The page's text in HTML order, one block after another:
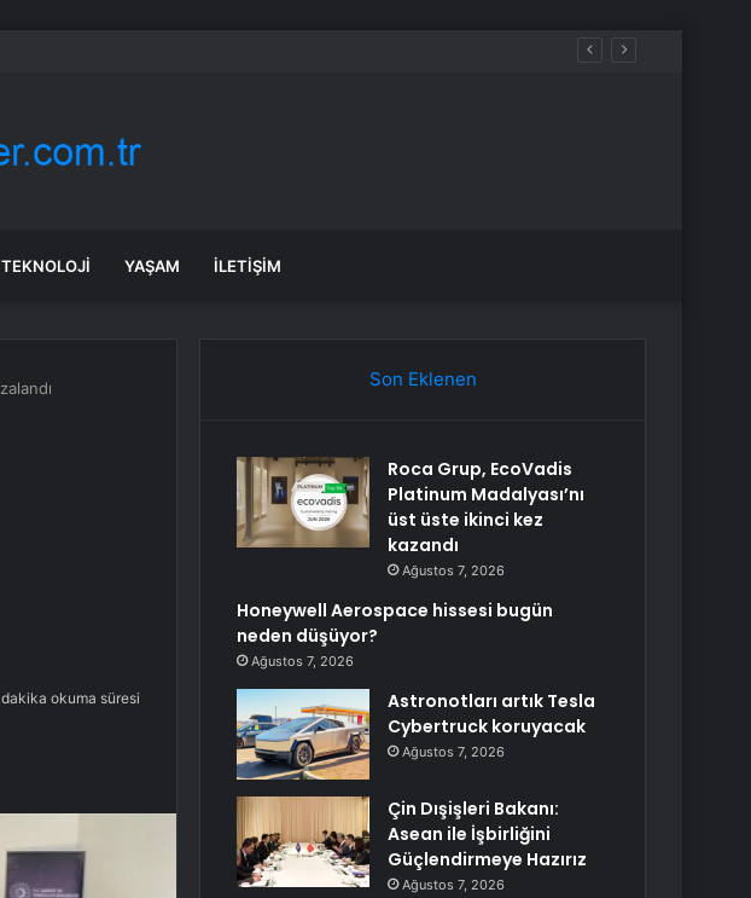
TEKNOLOJI YAŞAM İLETIŞIM
dakika okuma süresi
Son Eklenen
Roca Grup, EcoVadis
Platinum Madalyası’nı
üst üste ikinci kez
kazandı
Ağustos 7, 2026
Honeywell Aerospace hissesi bugün
neden düşüyor?
Ağustos 7, 2026
Astronotları artık Tesla
Cybertruck koruyacak
Ağustos 7, 2026
Çin Dışişleri Bakanı:
Asean ile İşbirliğini
Güçlendirmeye Hazırız
Ağustos 7, 2026